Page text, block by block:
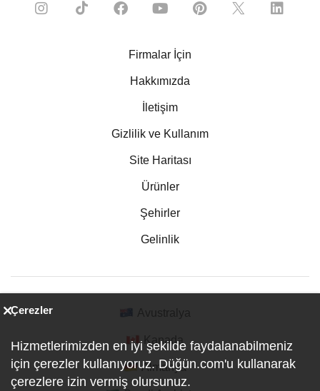
Firmalar İçin
Hakkımızda
İletişim
Gizlilik ve Kullanım
Site Haritası
Ürünler
Şehirler
Gelinlik
Kanada
Almanya
Çerezler
Hizmetlerimizden en iyi şekilde faydalanabilmeniz
için çerezler kullanıyoruz. Düğün.com'u kullanarak
çerezlere izin vermiş olursunuz.